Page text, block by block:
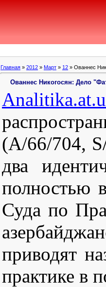
Главная » 2012 » Март » 12 » Ованнес
Ованнес Никогосян: Дело
Analitika.at.
(A/66/704,
два
полностью
Суда по
приводят
практике в